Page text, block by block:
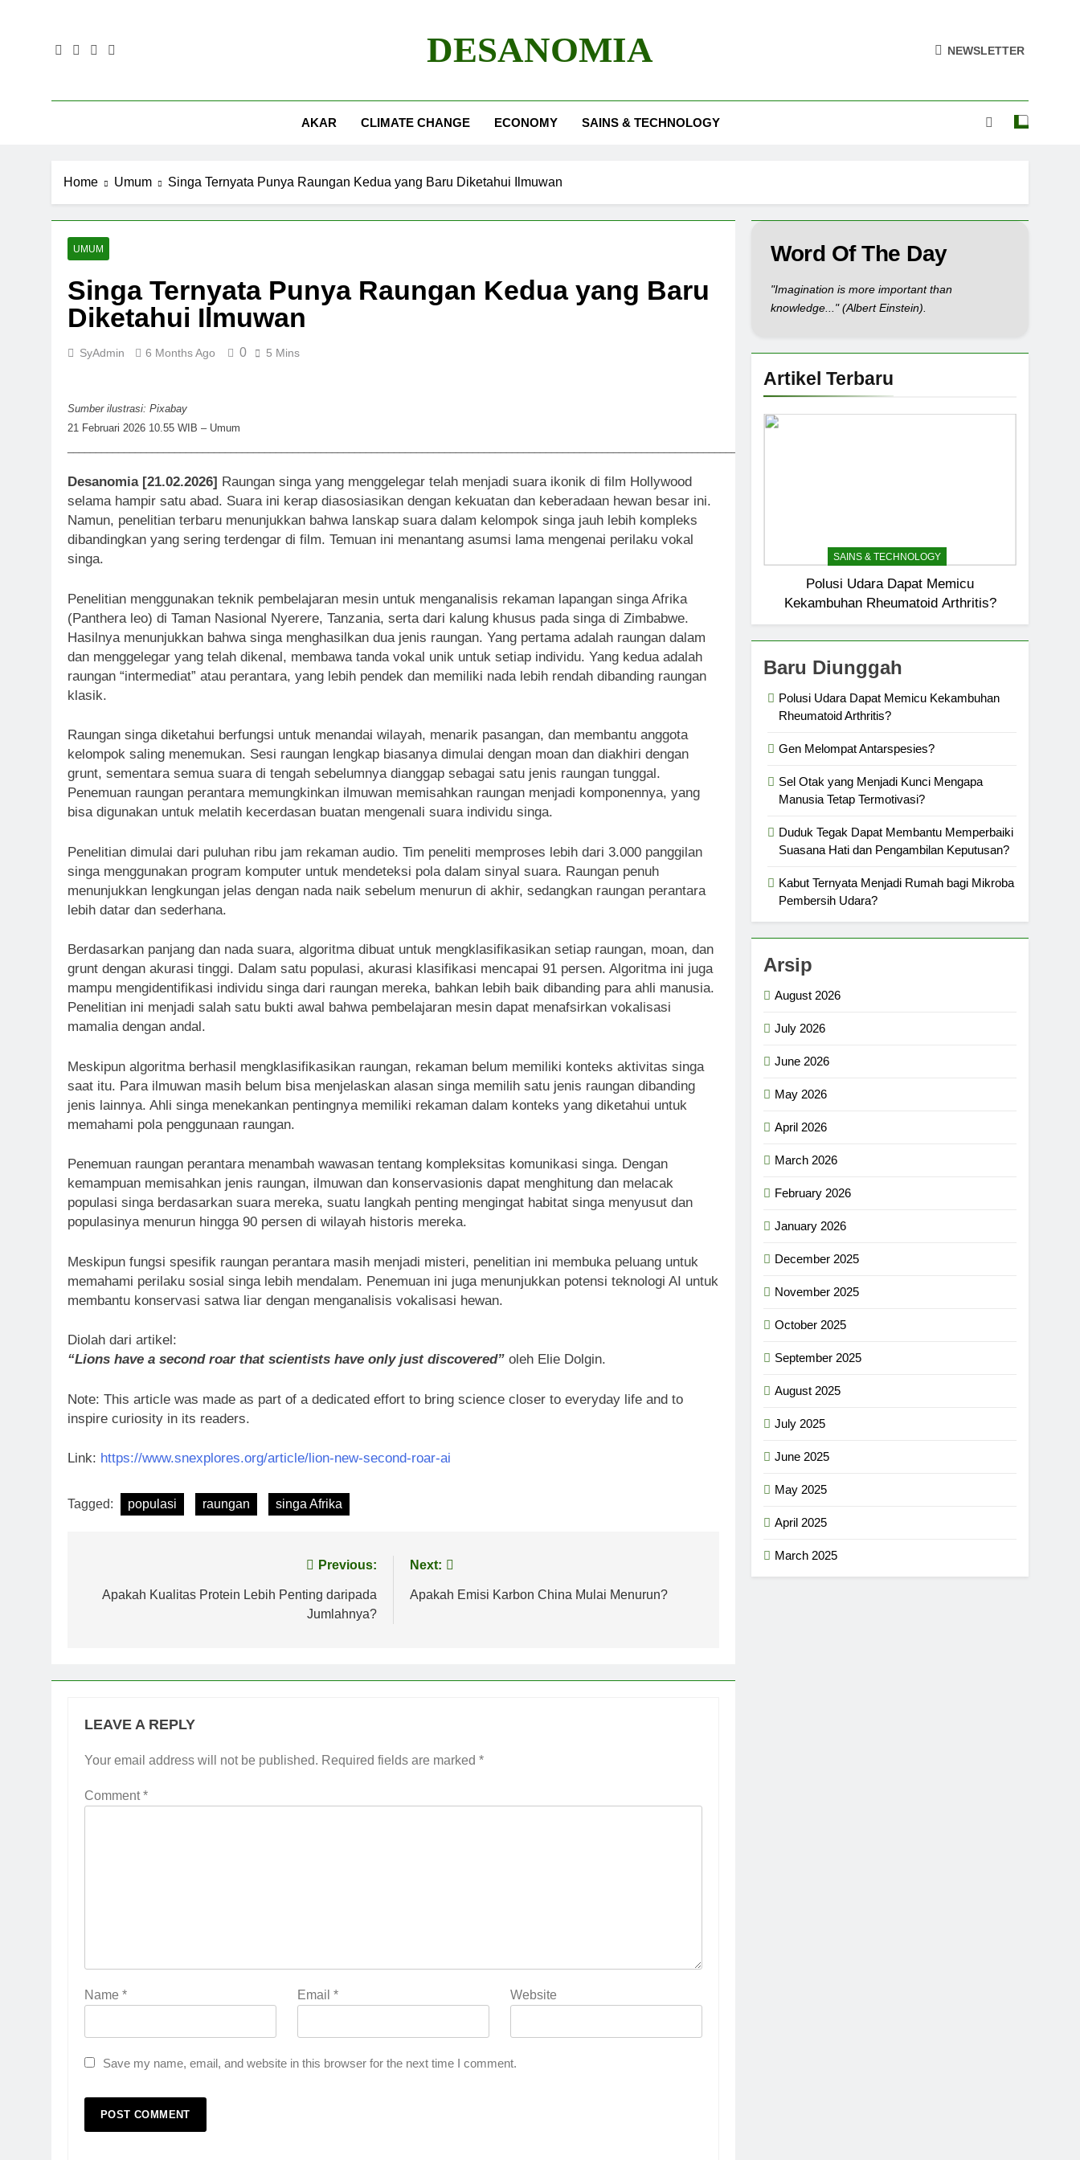
DESANOMIA NEWSLETTER
AKAR CLIMATE CHANGE ECONOMY SAINS & TECHNOLOGY
Home Umum Singa Ternyata Punya Raungan Kedua yang Baru Diketahui Ilmuwan
UMUM
Singa Ternyata Punya Raungan Kedua yang Baru
Diketahui Ilmuwan
SyAdmin 6 Months Ago 0 5 Mins
Sumber ilustrasi: Pixabay
21 Februari 2026 10.55 WIB – Umum
Desanomia [21.02.2026] Raungan singa yang menggelegar telah menjadi suara ikonik di film Hollywood
selama hampir satu abad. Suara ini kerap diasosiasikan dengan kekuatan dan keberadaan hewan besar ini.
Namun, penelitian terbaru menunjukkan bahwa lanskap suara dalam kelompok singa jauh lebih kompleks
dibandingkan yang sering terdengar di film. Temuan ini menantang asumsi lama mengenai perilaku vokal
singa.
Penelitian menggunakan teknik pembelajaran mesin untuk menganalisis rekaman lapangan singa Afrika
(Panthera leo) di Taman Nasional Nyerere, Tanzania, serta dari kalung khusus pada singa di Zimbabwe.
Hasilnya menunjukkan bahwa singa menghasilkan dua jenis raungan. Yang pertama adalah raungan dalam
dan menggelegar yang telah dikenal, membawa tanda vokal unik untuk setiap individu. Yang kedua adalah
raungan “intermediat” atau perantara, yang lebih pendek dan memiliki nada lebih rendah dibanding raungan
klasik.
Raungan singa diketahui berfungsi untuk menandai wilayah, menarik pasangan, dan membantu anggota
kelompok saling menemukan. Sesi raungan lengkap biasanya dimulai dengan moan dan diakhiri dengan
grunt, sementara semua suara di tengah sebelumnya dianggap sebagai satu jenis raungan tunggal.
Penemuan raungan perantara memungkinkan ilmuwan memisahkan raungan menjadi komponennya, yang
bisa digunakan untuk melatih kecerdasan buatan mengenali suara individu singa.
Penelitian dimulai dari puluhan ribu jam rekaman audio. Tim peneliti memproses lebih dari 3.000 panggilan
singa menggunakan program komputer untuk mendeteksi pola dalam sinyal suara. Raungan penuh
menunjukkan lengkungan jelas dengan nada naik sebelum menurun di akhir, sedangkan raungan perantara
lebih datar dan sederhana.
Berdasarkan panjang dan nada suara, algoritma dibuat untuk mengklasifikasikan setiap raungan, moan, dan
grunt dengan akurasi tinggi. Dalam satu populasi, akurasi klasifikasi mencapai 91 persen. Algoritma ini juga
mampu mengidentifikasi individu singa dari raungan mereka, bahkan lebih baik dibanding para ahli manusia.
Penelitian ini menjadi salah satu bukti awal bahwa pembelajaran mesin dapat menafsirkan vokalisasi
mamalia dengan andal.
Meskipun algoritma berhasil mengklasifikasikan raungan, rekaman belum memiliki konteks aktivitas singa
saat itu. Para ilmuwan masih belum bisa menjelaskan alasan singa memilih satu jenis raungan dibanding
jenis lainnya. Ahli singa menekankan pentingnya memiliki rekaman dalam konteks yang diketahui untuk
memahami pola penggunaan raungan.
Penemuan raungan perantara menambah wawasan tentang kompleksitas komunikasi singa. Dengan
kemampuan memisahkan jenis raungan, ilmuwan dan konservasionis dapat menghitung dan melacak
populasi singa berdasarkan suara mereka, suatu langkah penting mengingat habitat singa menyusut dan
populasinya menurun hingga 90 persen di wilayah historis mereka.
Meskipun fungsi spesifik raungan perantara masih menjadi misteri, penelitian ini membuka peluang untuk
memahami perilaku sosial singa lebih mendalam. Penemuan ini juga menunjukkan potensi teknologi AI untuk
membantu konservasi satwa liar dengan menganalisis vokalisasi hewan.
Diolah dari artikel:
“Lions have a second roar that scientists have only just discovered” oleh Elie Dolgin.
Note: This article was made as part of a dedicated effort to bring science closer to everyday life and to
inspire curiosity in its readers.
Link: https://www.snexplores.org/article/lion-new-second-roar-ai
Tagged: populasi raungan singa Afrika
navigation
Previous:
Apakah Kualitas Protein Lebih Penting daripada
Jumlahnya?
Next:
Apakah Emisi Karbon China Mulai Menurun?
LEAVE A REPLY
Your email address will not be published. Required fields are marked *
Comment*
Name * Email* Website
Save my name, email, and website in this browser for the next time I comment.
Word Of The Day
"Imagination is more important than
knowledge..." (Albert Einstein).
Artikel Terbaru
SAINS & TECHNOLOGY
Polusi Udara Dapat Memicu
Kekambuhan Rheumatoid Arthritis?
Baru Diunggah
Polusi Udara Dapat Memicu Kekambuhan
Rheumatoid Arthritis?
Gen Melompat Antarspesies?
Sel Otak yang Menjadi Kunci Mengapa
Manusia Tetap Termotivasi?
Duduk Tegak Dapat Membantu Memperbaiki
Suasana Hati dan Pengambilan Keputusan?
Kabut Ternyata Menjadi Rumah bagi Mikroba
Pembersih Udara?
Arsip
August 2026
July 2026
June 2026
May 2026
April 2026
March 2026
February 2026
January 2026
December 2025
November 2025
October 2025
September 2025
August 2025
July 2025
June 2025
May 2025
April 2025
March 2025